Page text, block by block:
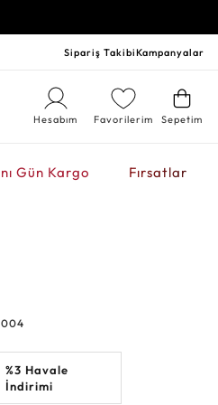
Sipariş TakibiKampanyalar
Sepetim
Favorilerim
Hesabım
Gün Kargo Fırsatlar
%3 Havale
İndirimi